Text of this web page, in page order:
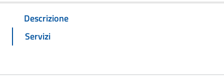
Descrizione
Servizi